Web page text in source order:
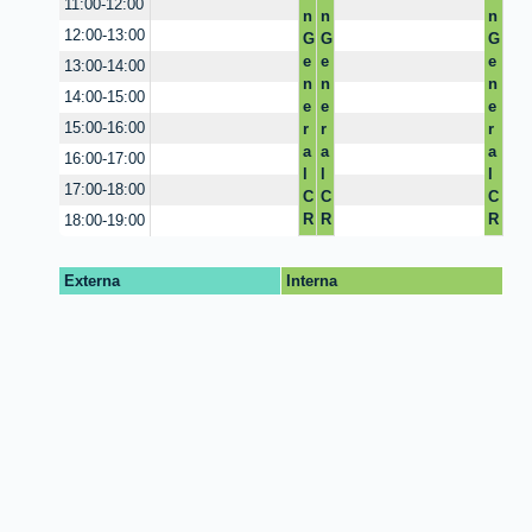
n
G
e
n
e
r
a
l
C
R
A
I
n
G
e
n
e
r
a
l
C
R
A
I
n
G
e
n
e
r
a
l
C
R
A
I
11:00-12:00
12:00-13:00
13:00-14:00
14:00-15:00
15:00-16:00
16:00-17:00
17:00-18:00
18:00-19:00
Externa Interna